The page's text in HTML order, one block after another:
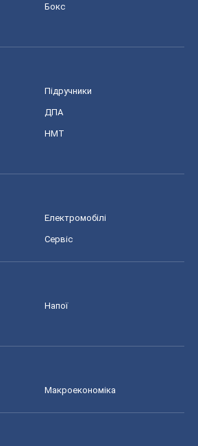
Бокс
Підручники
ДПА
НМТ
Електромобілі
Сервіс
Напої
Макроекономіка